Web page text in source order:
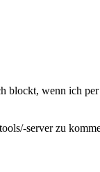
blockt, wenn ich
server zu